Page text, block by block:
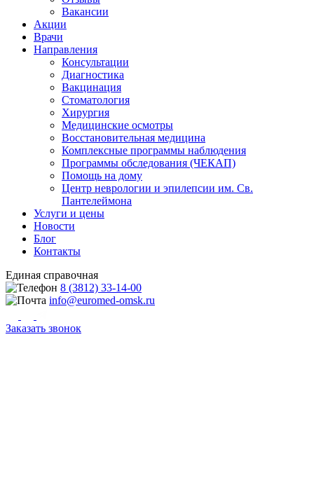
Вакансии
Акции
Врачи
Направления
Консультации
Диагностика
Вакцинация
Стоматология
Хирургия
Медицинские осмотры
Восстановительная медицина
Комплексные программы наблюдения
Программы обследования (ЧЕКАП)
Помощь на дому
Центр неврологии и эпилепсии им. Св.
Пантелеймона
Услуги и цены
Новости
Блог
Контакты
Единая справочная
8 (3812) 33-14-00
info@euromed-omsk.ru
Заказать звонок